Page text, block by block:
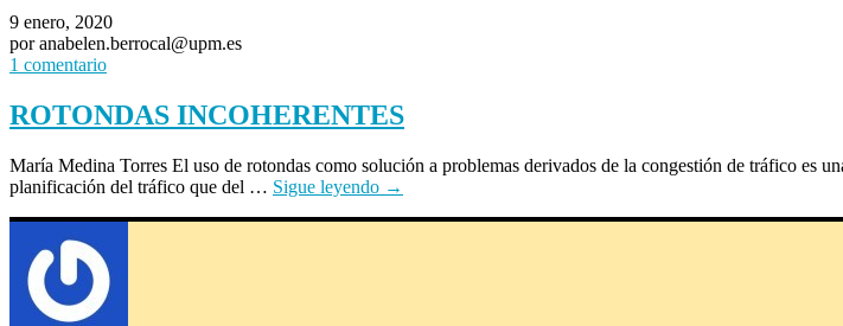
9 enero, 2020
por anabelen.berrocal@upm.es
1 comentario
ROTONDAS INCOHERENTES
María Medina Torres El uso de rotondas como solución a problemas derivados de la congestión de tráfico es
planificación del tráfico que del … Sigue leyendo →